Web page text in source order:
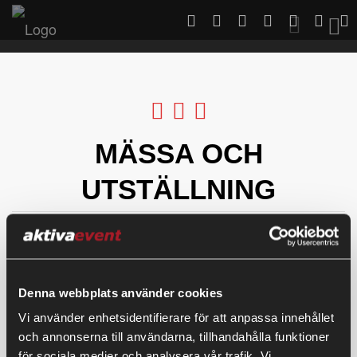
Denna webbplats använder cookies
Vi använder enhetsidentifierare för att anpassa innehållet
och annonserna till användarna, tillhandahålla funktioner
MÄSSA OCH
UTSTÄLLNING
PROJECT DESCRIPTION